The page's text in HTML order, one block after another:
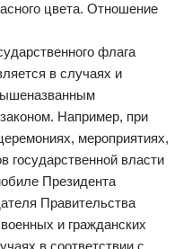
цвета. Отношение
флага
в случаях и
Например, при
мероприятиях,
государственной власти
Президента
Правительства
и гражданских
в соответствии с